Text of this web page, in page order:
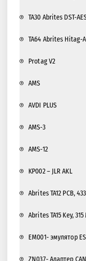
TA30 Abrites DST-
TA64 Abrites Hitag-
Protag V2
AMS
AVDI PLUS
AMS-3
AMS-12
KP002 – JLR AKL
Abrites TA12 PCB,
Abrites TA15 Key, 315
EM001- эмулятор
ZN037- Адаптер